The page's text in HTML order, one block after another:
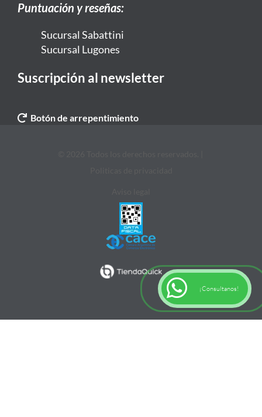
Puntuación y reseñas:
Sucursal Sabattini
Sucursal Lugones
Suscripción al newsletter
Botón de arrepentimiento
¡Consultanos!